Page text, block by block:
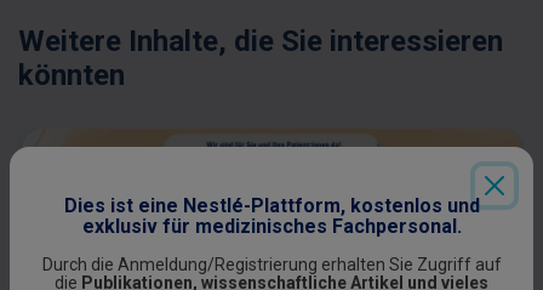
Weitere Inhalte, die Sie interessieren
könnten
Dies ist eine Nestlé-Plattform, kostenlos und
exklusiv für medizinisches Fachpersonal.
Durch die Anmeldung/Registrierung erhalten Sie Zugriff auf
die Publikationen, wissenschaftliche Artikel und vieles